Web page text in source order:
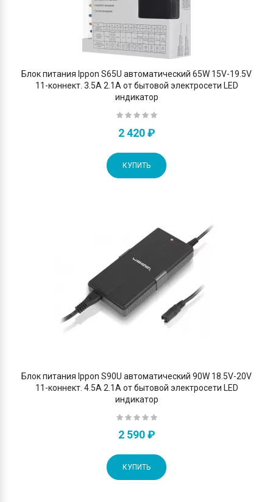
Блок питания Ippon S65U автоматический 65W 15V-19.5V
11-коннект. 3.5A 2.1A от бытовой электросети LED
индикатор
2 420 ₽
КУПИТЬ
Блок питания Ippon S90U автоматический 90W 18.5V-20V
11-коннект. 4.5A 2.1A от бытовой электросети LED
индикатор
2 590 ₽
КУПИТЬ